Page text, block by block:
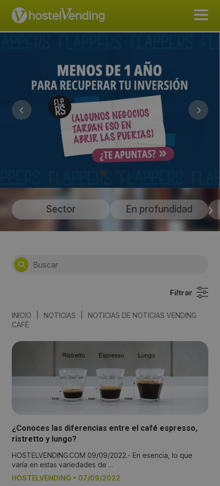
Sector En profundidad
Filtrar
INICIO NOTICIAS
NOTICIAS DE NOTICIAS VENDING
CAFÉ
¿Conoces las diferencias entre el café espresso,
ristretto y lungo?
HOSTELVENDING.COM 09/09/2022.- En esencia, lo que
varía en estas variedades de ...
HOSTELVENDING • 07/09/2022